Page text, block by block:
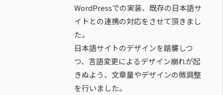
WordPressでの実装、既存の日本語サ
イトとの連携の対応をさせて頂きまし
た。
日本語サイトのデザインを踏襲しつ
つ、言語変更によるデザイン崩れが起
きぬよう、文章量やデザインの微調整
を行いました。